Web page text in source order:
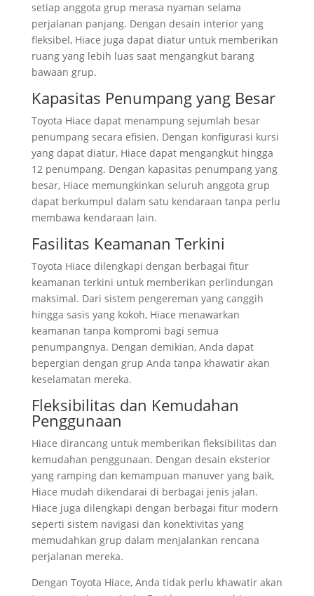
setiap anggota grup merasa nyaman selama
perjalanan panjang. Dengan desain interior yang
fleksibel, Hiace juga dapat diatur untuk memberikan
ruang yang lebih luas saat mengangkut barang
bawaan grup.
Kapasitas Penumpang yang Besar
Toyota Hiace dapat menampung sejumlah besar
penumpang secara efisien. Dengan konfigurasi kursi
yang dapat diatur, Hiace dapat mengangkut hingga
12 penumpang. Dengan kapasitas penumpang yang
besar, Hiace memungkinkan seluruh anggota grup
dapat berkumpul dalam satu kendaraan tanpa perlu
membawa kendaraan lain.
Fasilitas Keamanan Terkini
Toyota Hiace dilengkapi dengan berbagai fitur
keamanan terkini untuk memberikan perlindungan
maksimal. Dari sistem pengereman yang canggih
hingga sasis yang kokoh, Hiace menawarkan
keamanan tanpa kompromi bagi semua
penumpangnya. Dengan demikian, Anda dapat
bepergian dengan grup Anda tanpa khawatir akan
keselamatan mereka.
Fleksibilitas dan Kemudahan
Penggunaan
Hiace dirancang untuk memberikan fleksibilitas dan
kemudahan penggunaan. Dengan desain eksterior
yang ramping dan kemampuan manuver yang baik,
Hiace mudah dikendarai di berbagai jenis jalan.
Hiace juga dilengkapi dengan berbagai fitur modern
seperti sistem navigasi dan konektivitas yang
memudahkan grup dalam menjalankan rencana
perjalanan mereka.
Dengan Toyota Hiace, Anda tidak perlu khawatir akan